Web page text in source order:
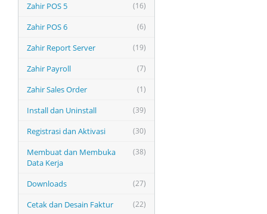
(16)
Zahir POS 5
(6)
Zahir POS 6
(19)
Zahir Report Server
(7)
Zahir Payroll
(1)
Zahir Sales Order
(39)
Install dan Uninstall
(30)
Registrasi dan Aktivasi
(38)
Membuat dan Membuka
Data Kerja
(27)
Downloads
(22)
Cetak dan Desain Faktur